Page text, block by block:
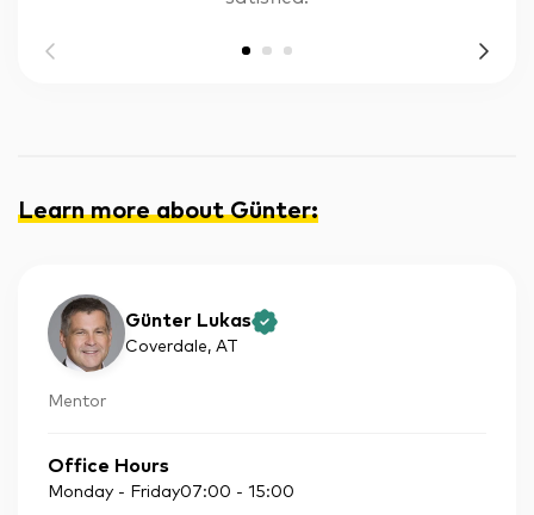
Learn more about Günter:
Günter Lukas
Coverdale, AT
Mentor
Office Hours
Monday - Friday07:00 - 15:00